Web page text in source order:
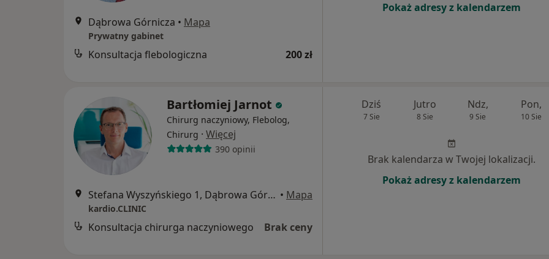
Dąbrowa Górnicza • Mapa
Prywatny gabinet
Konsultacja flebologiczna 200 zł
Pokaż adresy z kalendarzem
Bartłomiej Jarnot
Chirurg naczyniowy, Flebolog,
Chirurg · Więcej
390 opinii
Stefana Wyszyńskiego 1, Dąbrowa Górnicza • Mapa
kardio.CLINIC
Konsultacja chirurga naczyniowego Brak ceny
Dziś
7 Sie
Jutro
8 Sie
Ndz,
9 Sie
Pon,
10 Sie
Brak kalendarza w Twojej lokalizacji.
Pokaż adresy z kalendarzem